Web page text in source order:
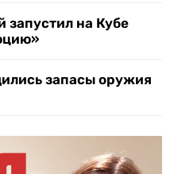
запустил на Кубе
запасы оружия